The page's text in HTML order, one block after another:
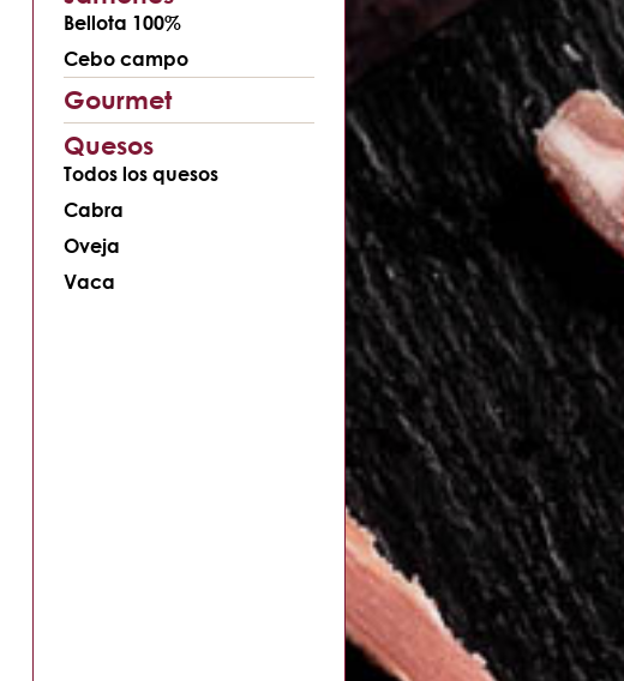
Bellota 100%
Cebo campo
Gourmet
Quesos
Todos los quesos
Cabra
Oveja
Vaca